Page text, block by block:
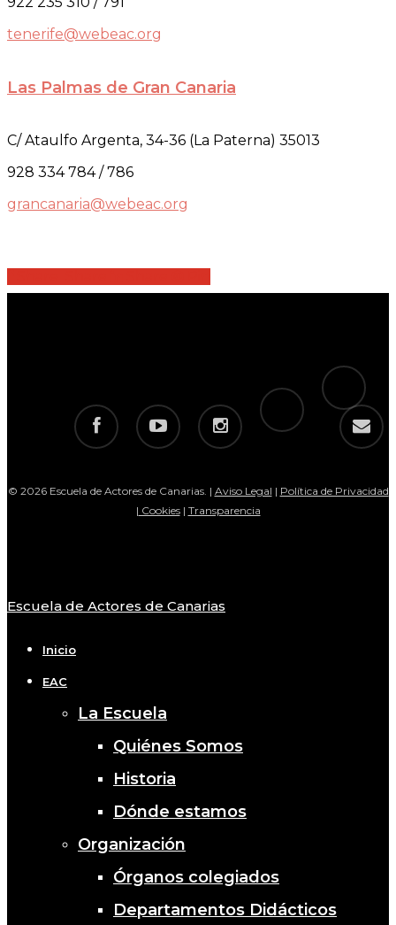
tenerife@webeac.org
Las Palmas de Gran Canaria
C/ Ataulfo Argenta, 34-36 (La Paterna) 35013
928 334 784 / 786
grancanaria@webeac.org
facebook youtube instagram
telegram
tiktok
email
© 2026 Escuela de Actores de Canarias. | Aviso Legal | Política de Privacidad
| Cookies| Transparencia
Close
Escuela de Actores de Canarias
Inicio
EAC
La Escuela
Quiénes Somos
Historia
Dónde estamos
Organización
Órganos colegiados
Departamentos Didácticos